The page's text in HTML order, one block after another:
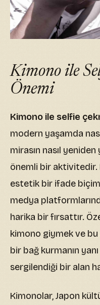
Kimono ile
Önemi
Kimono ile selfie
modern yaşamda
mirasın nasıl
önemli bir
estetik bir ifade
medya
harika bir fırsattır.
kimono giymek ve bu
bir bağ kurmanın
sergilendiği bir alan
Kimonolar, Japon